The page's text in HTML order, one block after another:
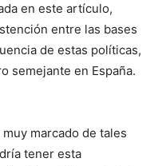
en este artículo,
entre las bases
de estas políticas,
semejante en España.
marcado de tales
tener esta